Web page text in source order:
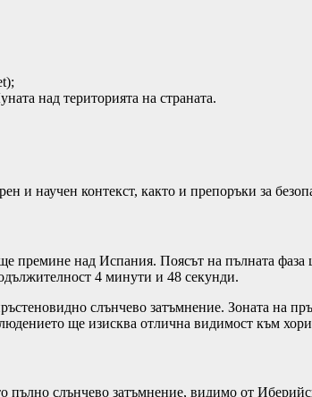
над територията на страната.
и научен контекст, както и препоръки за
премине над Испания. Поясът на пълната
4 минути и 48 секунди.
слънчево затъмнение. Зоната на
ще изисква отлична видимост към
пълно слънчево затъмнение, видимо от